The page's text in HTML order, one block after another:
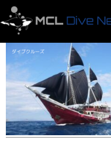
16泊17日
ダイブクルーズ